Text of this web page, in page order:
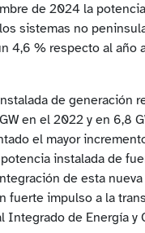
de 2024 la
sistemas no
4,6 % respecto al año
de generación
en el 2022 y en 6,8
el mayor
instalada de
de esta
fuerte impulso a la
Integrado de Energía